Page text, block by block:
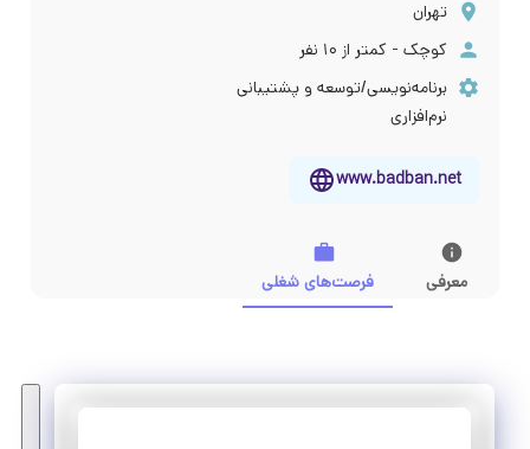
تهران
کوچک - کمتر از ۱۰ نفر
برنامه‌نویسی/توسعه و پشتیبانی
نرم‌افزاری
www.badban.net
معرفی فرصت‌های شغلی